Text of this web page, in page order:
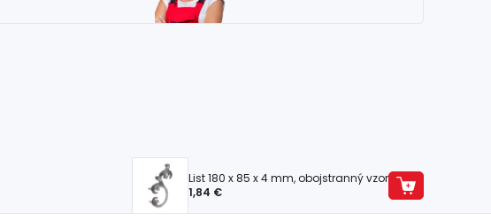
List 180 x 85 x 4 mm, obojstranný vzor
1,84 €